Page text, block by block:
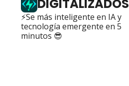
DIGITALIZADOS
⚡Se más inteligente en IA y
tecnología emergente en 5
minutos 😎